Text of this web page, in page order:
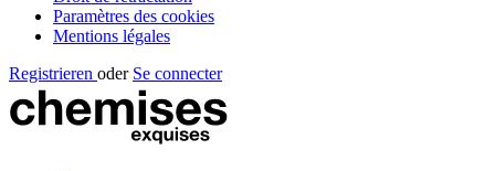
Paramètres des cookies
Mentions légales
Registrieren oder Se connecter